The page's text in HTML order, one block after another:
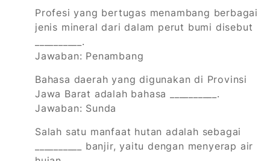
Profesi yang bertugas menambang berbagai
jenis mineral dari dalam perut bumi disebut
__________.
Jawaban: Penambang
Bahasa daerah yang digunakan di Provinsi
Jawa Barat adalah bahasa __________.
Jawaban: Sunda
Salah satu manfaat hutan adalah sebagai
__________ banjir, yaitu dengan menyerap air